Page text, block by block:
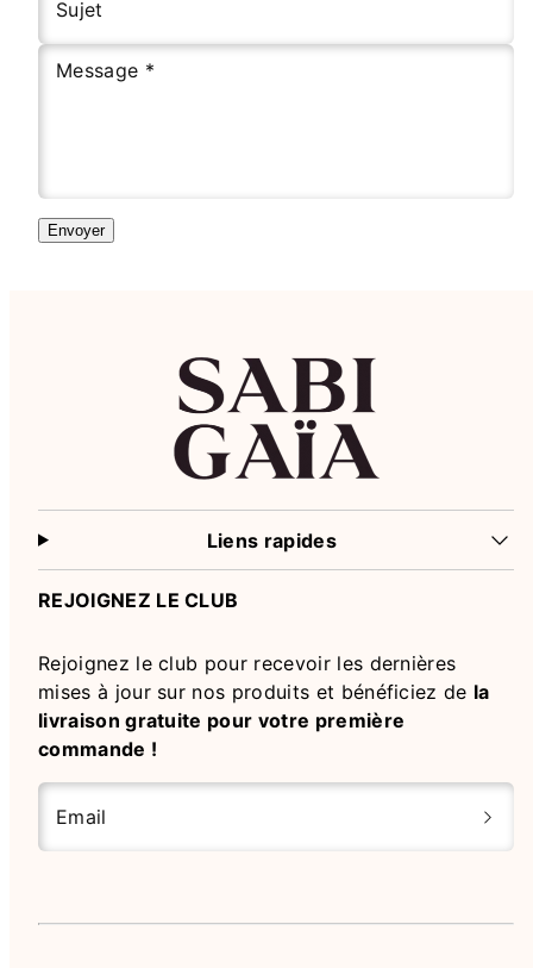
Sujet
Message *
Envoyer
Liens rapides
REJOIGNEZ LE CLUB
Rejoignez le club pour recevoir les dernières
mises à jour sur nos produits et bénéficiez de la
livraison gratuite pour votre première
commande !
Email